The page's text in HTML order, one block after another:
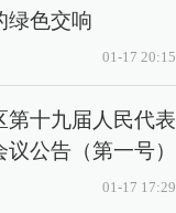
色交响
01-17 20:15
第十九届人民代表
公告（第一号）
01-17 17:29